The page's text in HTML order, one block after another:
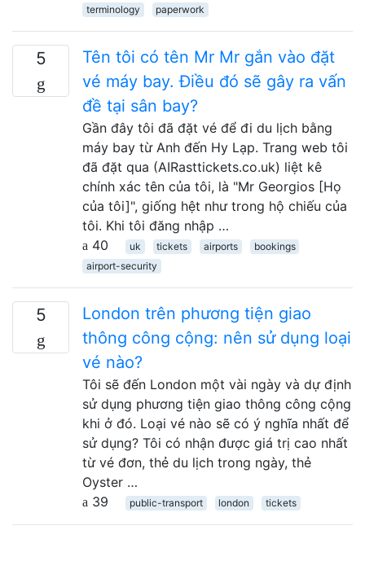
terminology
paperwork
5
Tên tôi có tên Mr Mr gắn vào đặt
vé máy bay. Điều đó sẽ gây ra vấn
đề tại sân bay?
Gần đây tôi đã đặt vé để đi du lịch bằng
máy bay từ Anh đến Hy Lạp. Trang web tôi
đã đặt qua (AIRasttickets.co.uk) liệt kê
chính xác tên của tôi, là "Mr Georgios [Họ
của tôi]", giống hệt như trong hộ chiếu của
tôi. Khi tôi đăng nhập …
40
uk tickets airports
bookings
airport-security
5
London trên phương tiện giao
thông công cộng: nên sử dụng loại
vé nào?
Tôi sẽ đến London một vài ngày và dự định
sử dụng phương tiện giao thông công cộng
khi ở đó. Loại vé nào sẽ có ý nghĩa nhất để
sử dụng? Tôi có nhận được giá trị cao nhất
từ ​​vé đơn, thẻ du lịch trong ngày, thẻ
Oyster …
39
public-transport london tickets